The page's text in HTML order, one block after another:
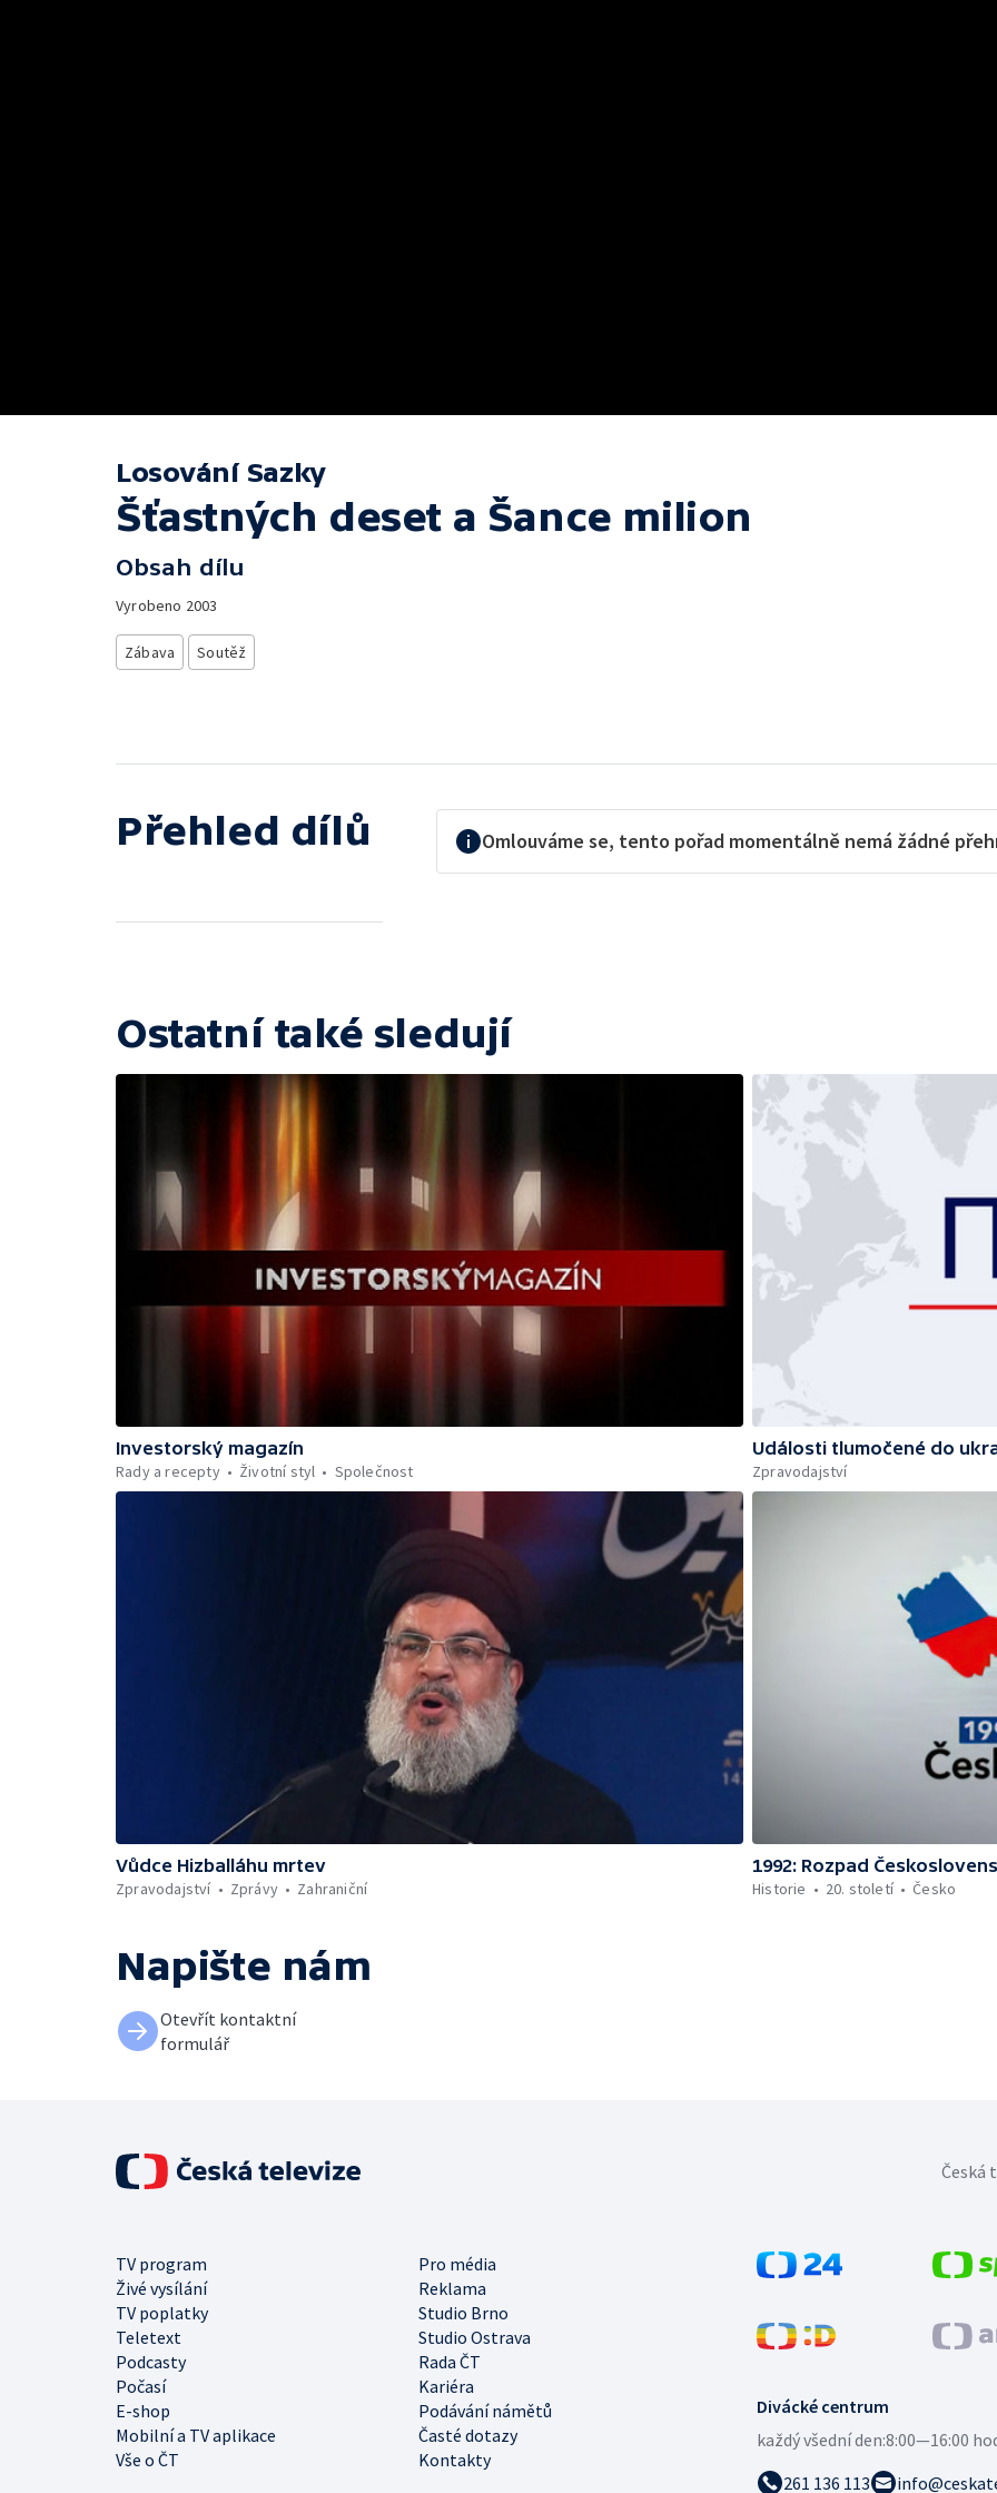
Losování Sazky
Šťastných deset a Šance milion
Obsah dílu
Vyrobeno 2003
Zábava Soutěž
Přehled dílů Omlouváme se, tento pořad momentálně nemá žádné
Ostatní také sledují
Investorský magazín
Rady a recepty
Životní styl Společnost
Události tlumočené do
Zpravodajství
Vůdce Hizballáhu mrtev
Zpravodajství
Zprávy Zahraniční
1992: Rozpad
Historie
20. století Česko
Napište nám
Otevřít kontaktní
formulář
Divácké centrum
každý všední den:8:00—16:00
261 136 113
TV program
Pro média
Živé vysílání
Reklama
TV poplatky
Studio Brno
Teletext
Studio Ostrava
Podcasty
Rada ČT
Počasí
Kariéra
E-shop
Podávání námětů
Mobilní a TV aplikace
Časté dotazy
Vše o ČT
Kontakty
Česká